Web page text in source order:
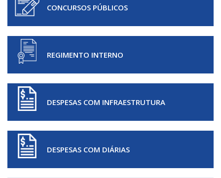
CONCURSOS PÚBLICOS
REGIMENTO INTERNO
DESPESAS COM INFRAESTRUTURA
DESPESAS COM DIÁRIAS